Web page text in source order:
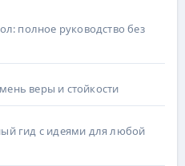
полное руководство без
веры и стойкости
гид с идеями для любой